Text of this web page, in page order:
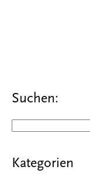
Suchen:
Kategorien